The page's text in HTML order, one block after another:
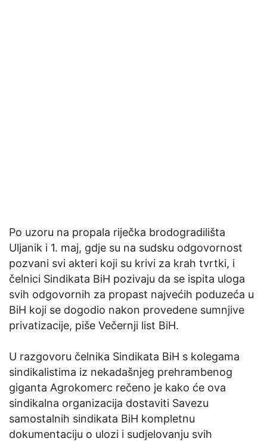
Po uzoru na propala riječka brodogradilišta
Uljanik i 1. maj, gdje su na sudsku odgovornost
pozvani svi akteri koji su krivi za krah tvrtki, i
čelnici Sindikata BiH pozivaju da se ispita uloga
svih odgovornih za propast najvećih poduzeća u
BiH koji se dogodio nakon provedene sumnjive
privatizacije, piše Večernji list BiH.
U razgovoru čelnika Sindikata BiH s kolegama
sindikalistima iz nekadašnjeg prehrambenog
giganta Agrokomerc rečeno je kako će ova
sindikalna organizacija dostaviti Savezu
samostalnih sindikata BiH kompletnu
dokumentaciju o ulozi i sudjelovanju svih